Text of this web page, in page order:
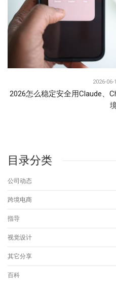
2026-06-
2026怎么稳定安全用Claude、
目录分类
公司动态
跨境电商
指导
视觉设计
其它分享
百科